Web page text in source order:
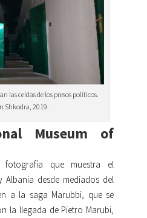
las celdas de los presos políticos.
Shkodra, 2019.
Museum of
que muestra el
Albania desde mediados del
a la saga Marubbi, que se
la llegada de Pietro Marubi,